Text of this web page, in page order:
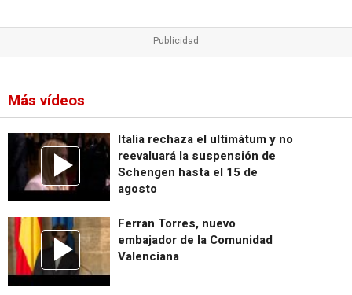
Más vídeos
Italia rechaza el ultimátum y no
reevaluará la suspensión de
Schengen hasta el 15 de
agosto
Ferran Torres, nuevo
embajador de la Comunidad
Valenciana